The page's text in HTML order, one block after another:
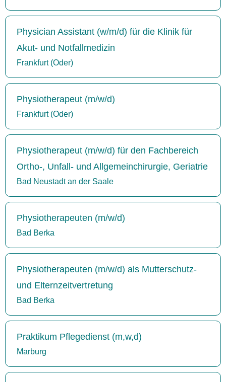
Physician Assistant (w/m/d) für die Klinik für
Akut- und Notfallmedizin
Frankfurt (Oder)
Physiotherapeut (m/w/d)
Frankfurt (Oder)
Physiotherapeut (m/w/d) für den Fachbereich
Ortho-, Unfall- und Allgemeinchirurgie, Geriatrie
Bad Neustadt an der Saale
Physiotherapeuten (m/w/d)
Bad Berka
Physiotherapeuten (m/w/d) als Mutterschutz-
und Elternzeitvertretung
Bad Berka
Praktikum Pflegedienst (m,w,d)
Marburg